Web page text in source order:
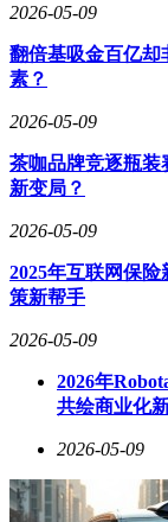
与中国石油的合
生态体系将覆盖加
车的闭环服务。
2026-05-09
翻倍基吸金百亿却
素？
2026-05-09
茶咖品牌竞逐瓶装
新变局？
2026-05-09
2025年互联网保
策新帮手
2026-05-09
2026年
共绘商业化
2026-05-09